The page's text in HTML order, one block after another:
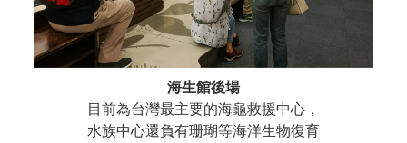
海生館後場
目前為台灣最主要的海龜救援中心，
水族中心還負有珊瑚等海洋生物復育